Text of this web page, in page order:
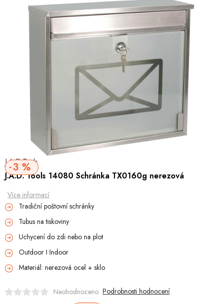
Dílna a stavba
Domácnost
Hobby
Dětské zboží a hračky
Novinky
World Cleanup Day
Akční ceny
Půjčovna Kontaktuje nás
Obchodní podmínky
Vrácení a reklamace
Obchodní podmínky pro podnikatele
Zásady používání cookies
J.A.D Tools
J.A.D. Tools 14080 Schránka TX0160g nerezová
Více informací
Tradiční poštovní schránky
Tubus na tiskoviny
Uchycení do zdi nebo na plot
Outdoor I Indoor
Materiál: nerezová ocel + sklo
3 %
Neohodnoceno Podrobnosti hodnocení